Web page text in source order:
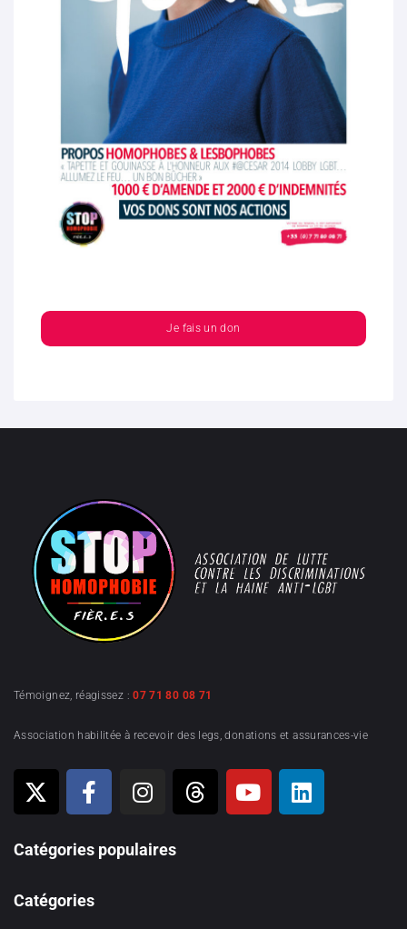
Je fais un don
Témoignez, réagissez :07 71 80 08 71
Association habilitée à recevoir des legs, donations et assurances-vie
Catégories populaires
Catégories